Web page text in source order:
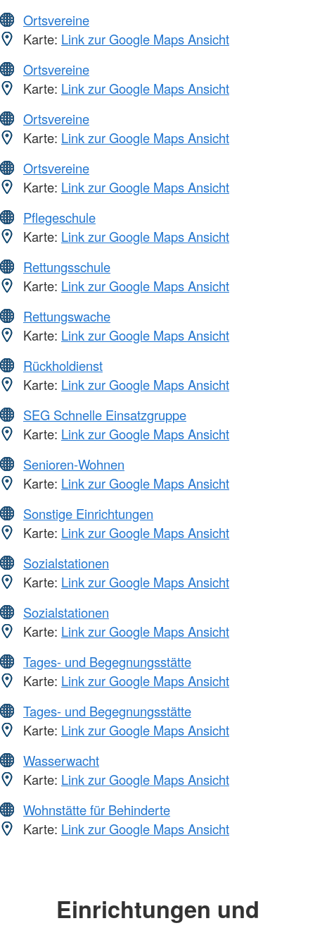
Ortsvereine
Karte: Link zur Google Maps Ansicht
Ortsvereine
Karte: Link zur Google Maps Ansicht
Ortsvereine
Karte: Link zur Google Maps Ansicht
Ortsvereine
Karte: Link zur Google Maps Ansicht
Pflegeschule
Karte: Link zur Google Maps Ansicht
Rettungsschule
Karte: Link zur Google Maps Ansicht
Rettungswache
Karte: Link zur Google Maps Ansicht
Rückholdienst
Karte: Link zur Google Maps Ansicht
SEG Schnelle Einsatzgruppe
Karte: Link zur Google Maps Ansicht
Senioren-Wohnen
Karte: Link zur Google Maps Ansicht
Sonstige Einrichtungen
Karte: Link zur Google Maps Ansicht
Sozialstationen
Karte: Link zur Google Maps Ansicht
Sozialstationen
Karte: Link zur Google Maps Ansicht
Tages- und Begegnungsstätte
Karte: Link zur Google Maps Ansicht
Tages- und Begegnungsstätte
Karte: Link zur Google Maps Ansicht
Wasserwacht
Karte: Link zur Google Maps Ansicht
Wohnstätte für Behinderte
Karte: Link zur Google Maps Ansicht
Einrichtungen und